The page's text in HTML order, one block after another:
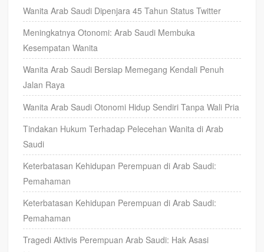
Wanita Arab Saudi Dipenjara 45 Tahun Status Twitter
Meningkatnya Otonomi: Arab Saudi Membuka
Kesempatan Wanita
Wanita Arab Saudi Bersiap Memegang Kendali Penuh
Jalan Raya
Wanita Arab Saudi Otonomi Hidup Sendiri Tanpa Wali Pria
Tindakan Hukum Terhadap Pelecehan Wanita di Arab
Saudi
Keterbatasan Kehidupan Perempuan di Arab Saudi:
Pemahaman
Keterbatasan Kehidupan Perempuan di Arab Saudi:
Pemahaman
Tragedi Aktivis Perempuan Arab Saudi: Hak Asasi